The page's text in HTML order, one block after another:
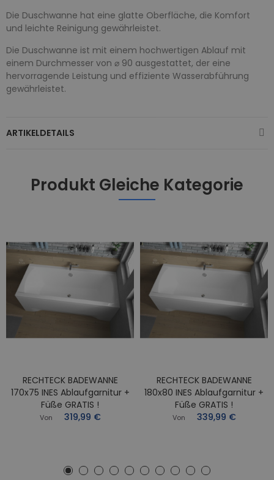
Die Duschwanne hat eine glatte Oberfläche, die Komfort
und leichte Reinigung gewährleistet.
Die Duschwanne ist mit einem hochwertigen Ablauf mit
einem Durchmesser von ⌀ 90 ausgestattet, der eine
hervorragende Leistung und effiziente Wasserabführung
gewährleistet.
ARTIKELDETAILS
Produkt Gleiche Kategorie
RECHTECK BADEWANNE
170x75 INES Ablaufgarnitur +
Füße GRATIS !
Von 319,99 €
RECHTECK BADEWANNE
180x80 INES Ablaufgarnitur +
Füße GRATIS !
Von 339,99 €